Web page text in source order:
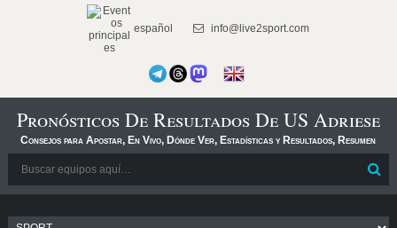
español info@live2sport.com
Pronósticos De Resultados De US Adriese
Consejos para Apostar, En Vivo, Dónde Ver, Estadísticas y Resultados, Resumen